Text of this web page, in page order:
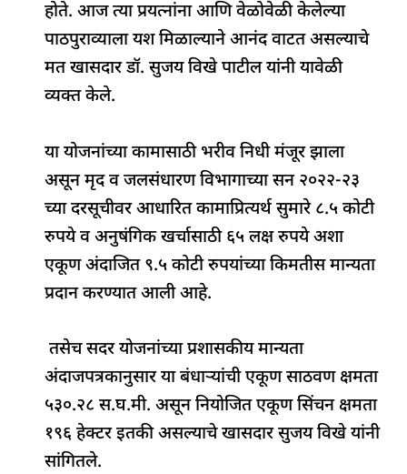
होते. आज त्या प्रयत्नांना आणि वेळोवेळी केलेल्या
पाठपुराव्याला यश मिळाल्याने आनंद वाटत असल्याचे
मत खासदार डॉ. सुजय विखे पाटील यांनी यावेळी
व्यक्त केले.
या योजनांच्या कामासाठी भरीव निधी मंजूर झाला
असून मृद व जलसंधारण विभागाच्या सन २०२२-२३
च्या दरसूचीवर आधारित कामाप्रित्यर्थ सुमारे ८.५ कोटी
रुपये व अनुषंगिक खर्चासाठी ६५ लक्ष रुपये अशा
एकूण अंदाजित ९.५ कोटी रुपयांच्या किमतीस मान्यता
प्रदान करण्यात आली आहे.
तसेच सदर योजनांच्या प्रशासकीय मान्यता
अंदाजपत्रकानुसार या बंधाऱ्यांची एकूण साठवण क्षमता
५३०.२८ स.घ.मी. असून नियोजित एकूण सिंचन क्षमता
१९६ हेक्टर इतकी असल्याचे खासदार सुजय विखे यांनी
सांगितले.